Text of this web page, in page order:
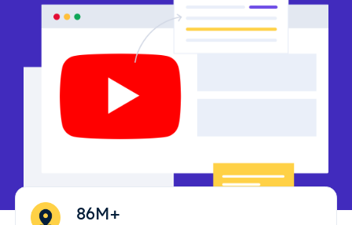
86M+